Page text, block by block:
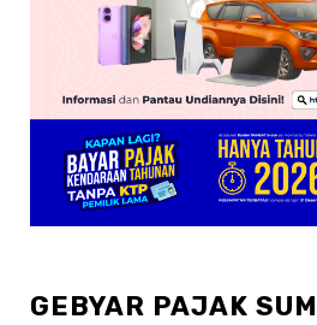
GEBYAR PAJAK